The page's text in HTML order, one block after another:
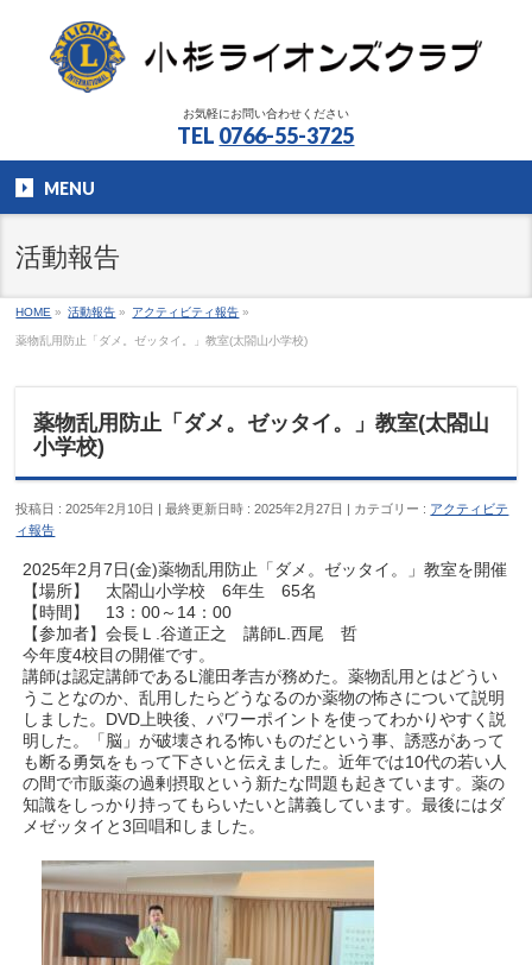
お気軽にお問い合わせください
TEL 0766-55-3725
MENU
活動報告
HOME » 活動報告 » アクティビティ報告 »
薬物乱用防止「ダメ。ゼッタイ。」教室(太閤山小学校)
薬物乱用防止「ダメ。ゼッタイ。」教室(太閤山
小学校)
投稿日 : 2025年2月10日 最終更新日時 : 2025年2月27日 カテゴリー : アクティビテ
ィ報告
2025年2月7日(金)薬物乱用防止「ダメ。ゼッタイ。」教室を開催
【場所】 太閤山小学校 6年生 65名
【時間】 13：00～14：00
【参加者】会長Ｌ.谷道正之 講師L.西尾 哲
今年度4校目の開催です。
講師は認定講師であるL瀧田孝吉が務めた。薬物乱用とはどうい
うことなのか、乱用したらどうなるのか薬物の怖さについて説明
しました。DVD上映後、パワーポイントを使ってわかりやすく説
明した。「脳」が破壊される怖いものだという事、誘惑があって
も断る勇気をもって下さいと伝えました。近年では10代の若い人
の間で市販薬の過剰摂取という新たな問題も起きています。薬の
知識をしっかり持ってもらいたいと講義しています。最後にはダ
メゼッタイと3回唱和しました。